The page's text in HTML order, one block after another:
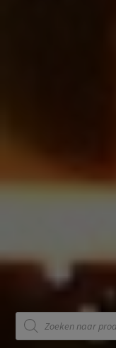
Producten
zoeken